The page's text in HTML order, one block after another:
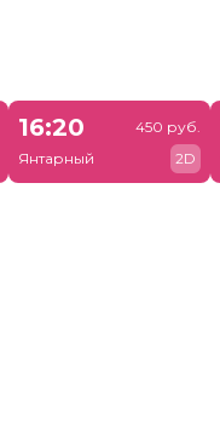
16:20
Янтарный
450 руб.
2D